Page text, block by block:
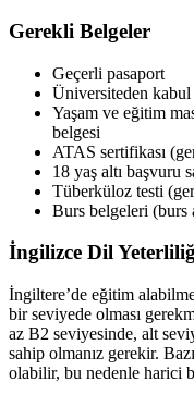
Gerekli Belgeler
Geçerli pasaport
Üniversiteden kabul
Yaşam ve eğitim
belgesi
ATAS sertifikası
18 yaş altı başvuru
Tüberküloz testi
Burs belgeleri (burs
İngilizce Dil
İngiltere’de eğitim
bir seviyede olması
az B2 seviyesinde, alt
sahip olmanız gerekir.
olabilir, bu nedenle harici